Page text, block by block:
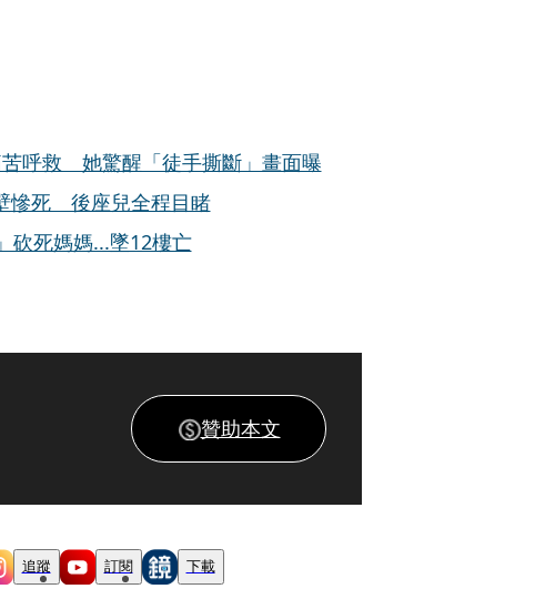
呼救 她驚醒「徒手撕斷」畫面曝
慘死 後座兒全程目睹
砍死媽媽...墜12樓亡
贊助本文
追蹤 訂閱 下載